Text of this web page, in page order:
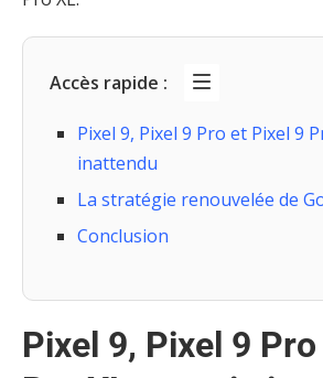
Accès rapide :
Pixel 9, Pixel 9 Pro et Pixel 9
inattendu
La stratégie renouvelée de
Conclusion
Pixel 9, Pixel 9